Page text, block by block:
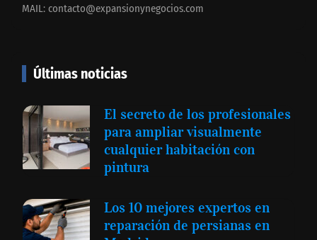
MAIL: contacto@expansionynegocios.com
Últimas noticias
El secreto de los profesionales
para ampliar visualmente
cualquier habitación con
pintura
Los 10 mejores expertos en
reparación de persianas en